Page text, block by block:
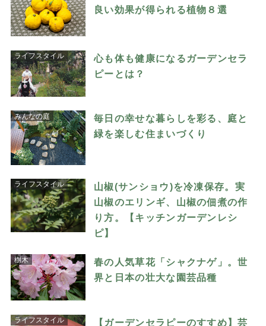
良い効果が得られる植物８選
ライフスタイル
心も体も健康になるガーデンセラ
ピーとは？
みんなの庭
毎日の幸せな暮らしを彩る、庭と
緑を楽しむ住まいづくり
ライフスタイル
山椒(サンショウ)を冷凍保存。実
山椒のエリンギ、山椒の佃煮の作
り方。【キッチンガーデンレシ
ピ】
樹木
春の人気草花「シャクナゲ」。世
界と日本の壮大な園芸品種
ライフスタイル
【ガーデンセラピーのすすめ】芸